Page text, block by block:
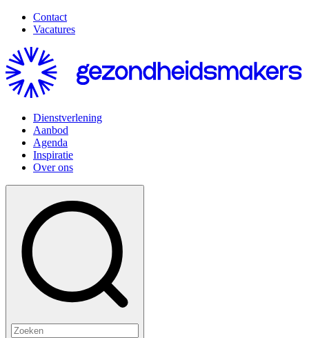
Contact
Vacatures
Dienstverlening
Aanbod
Agenda
Inspiratie
Over ons